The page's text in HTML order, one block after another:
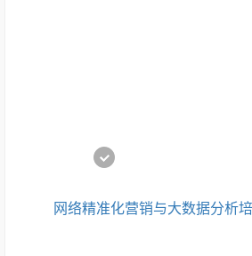
网络精准化营销与大数据分析